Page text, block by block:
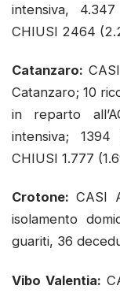
intensiva,
CHIUSI 2464
Catanzaro:
Catanzaro; 10
in reparto
intensiva;
CHIUSI 1.777
Crotone: CASI
isolamento
guariti, 36
Vibo Valentia: